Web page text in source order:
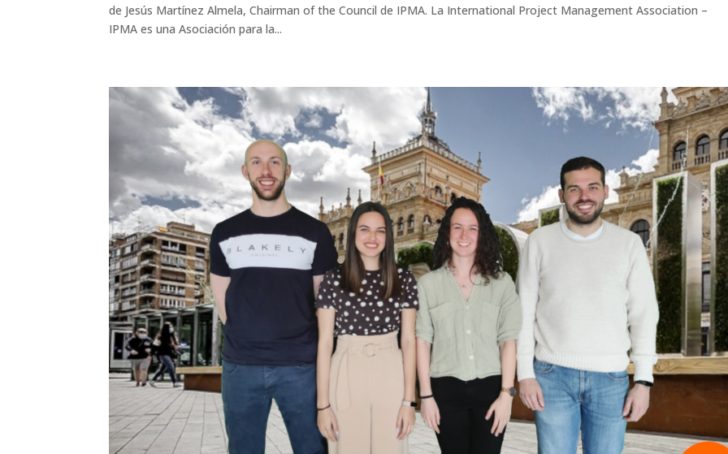
de Jesús Martínez Almela, Chairman of the Council de IPMA. La International Project Management Association –
IPMA es una Asociación para la...